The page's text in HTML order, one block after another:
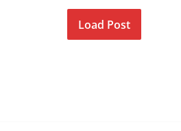
Load Post